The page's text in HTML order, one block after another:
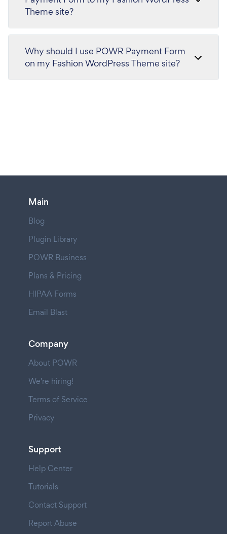
Theme site?
Why should I use POWR Payment Form
on my Fashion WordPress Theme site?
Main
Blog
Plugin Library
POWR Business
Plans & Pricing
HIPAA Forms
Email Blast
Company
About POWR
We're hiring!
Terms of Service
Privacy
Support
Help Center
Tutorials
Contact Support
Report Abuse